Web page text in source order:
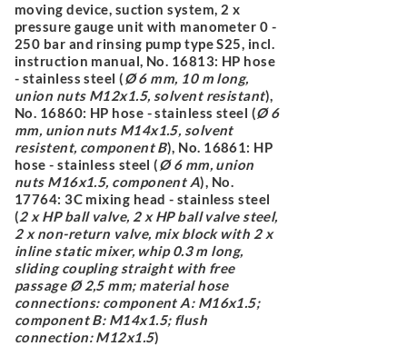
moving device, suction system, 2 x
pressure gauge unit with manometer 0 -
250 bar and rinsing pump type S25, incl.
instruction manual, No. 16813: HP hose
- stainless steel (Ø 6 mm, 10 m long,
union nuts M12x1.5, solvent resistant),
No. 16860: HP hose - stainless steel (Ø 6
mm, union nuts M14x1.5, solvent
resistent, component B), No. 16861: HP
hose - stainless steel (Ø 6 mm, union
nuts M16x1.5, component A), No.
17764: 3C mixing head - stainless steel
(2 x HP ball valve, 2 x HP ball valve steel,
2 x non-return valve, mix block with 2 x
inline static mixer, whip 0.3 m long,
sliding coupling straight with free
passage Ø 2,5 mm; material hose
connections: component A: M16x1.5;
component B: M14x1.5; flush
connection: M12x1.5)